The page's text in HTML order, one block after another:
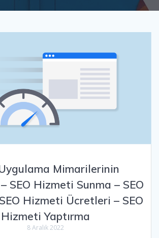
Mimarilerinin
SEO Hizmeti Sunma – SEO
Hizmeti Ücretleri – SEO
Hizmeti Yaptırma
8 Aralık 2022